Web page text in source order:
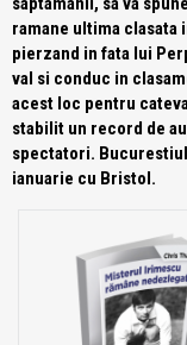
ramane ultima clasata
pierzand in fata lui
val si conduc in
acest loc pentru
stabilit un record de
spectatori.
ianuarie cu Bristol.